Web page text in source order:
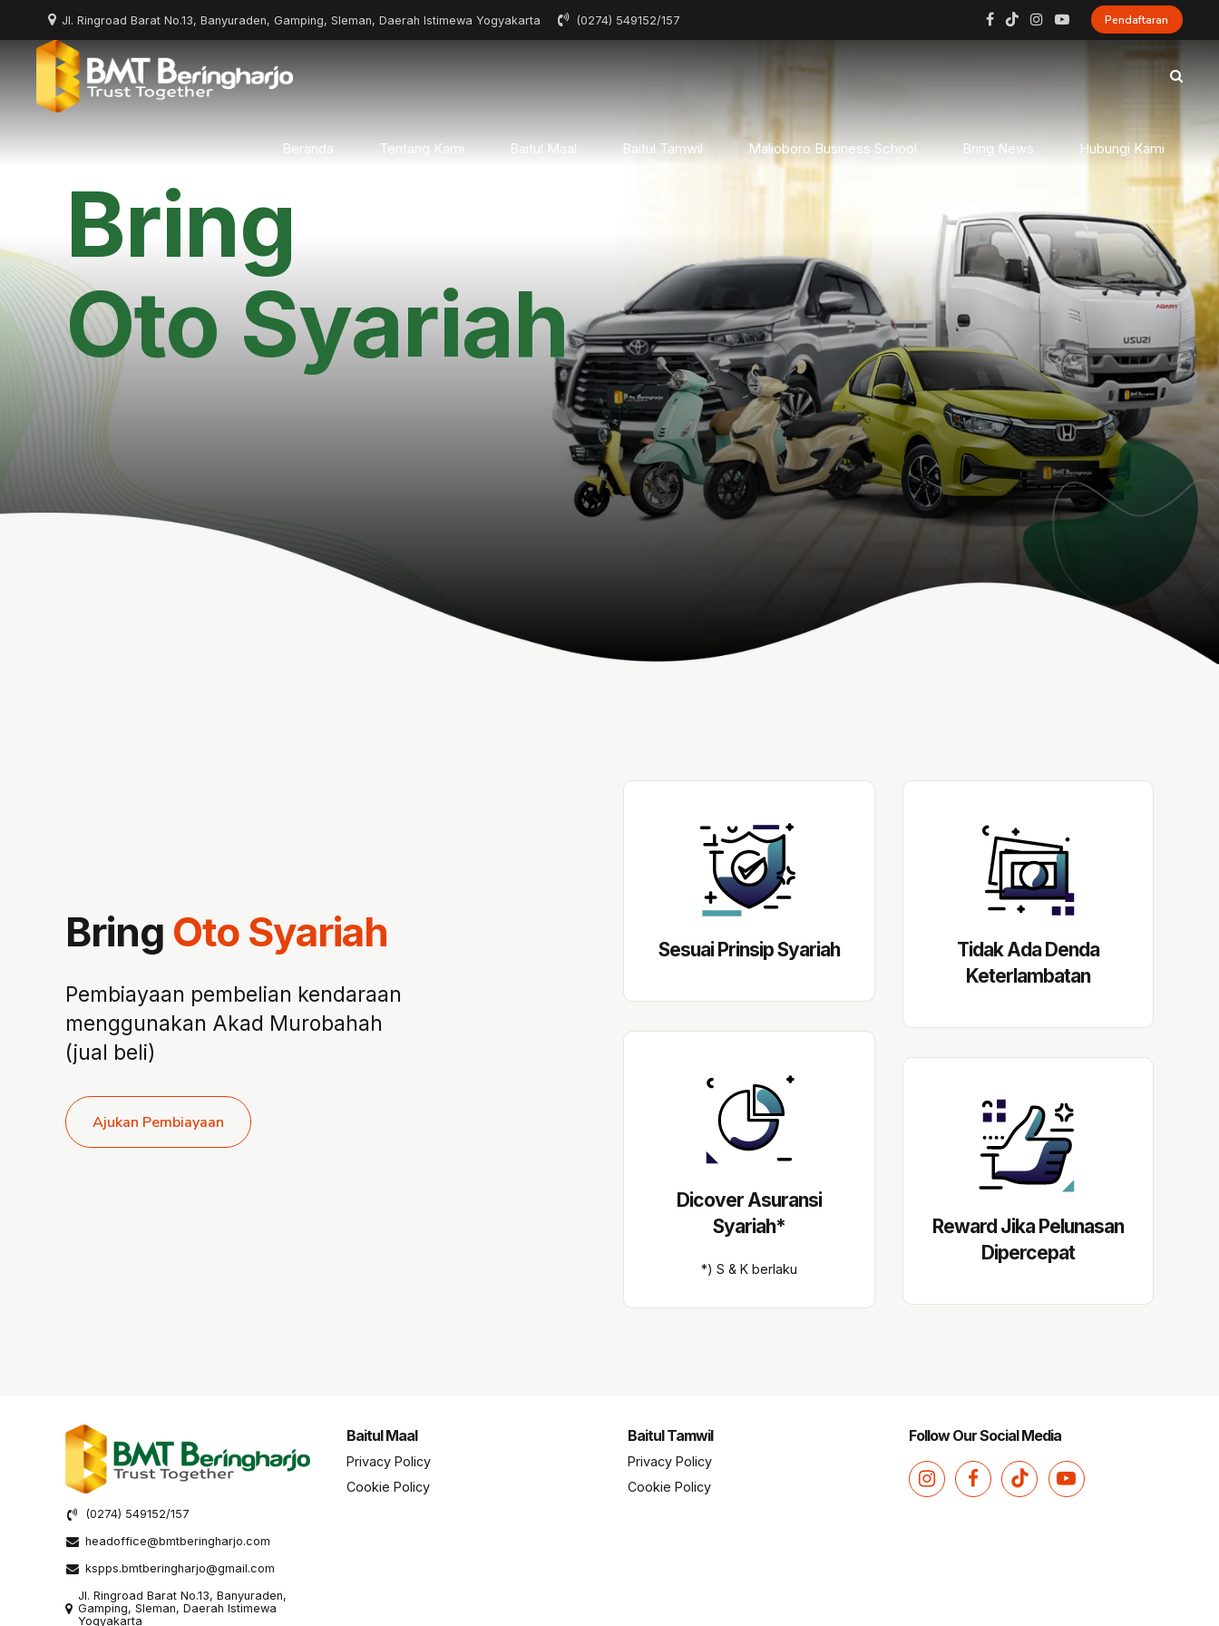
Jl. Ringroad Barat No.13, Banyuraden, Gamping, Sleman, Daerah Istimewa Yogyakarta (0274) 549152/157 Pendaftaran
Beranda Tentang Kami Baitul Maal Baitul Tamwil Malioboro Business School Bring News Hubungi Kami
Bring
Oto Syariah
Bring Oto Syariah
Pembiayaan pembelian kendaraan
menggunakan Akad Murobahah
(jual beli)
Ajukan Pembiayaan
Sesuai Prinsip Syariah
Dicover Asuransi
Syariah*
*) S & K berlaku
Tidak Ada Denda
Keterlambatan
Reward Jika Pelunasan
Dipercepat
(0274) 549152/157
headoffice@bmtberingharjo.com
kspps.bmtberingharjo@gmail.com
Jl. Ringroad Barat No.13, Banyuraden,
Gamping, Sleman, Daerah Istimewa
Yogyakarta
Baitul Maal
Privacy Policy
Cookie Policy
Baitul Tamwil
Privacy Policy
Cookie Policy
Follow Our Social Media